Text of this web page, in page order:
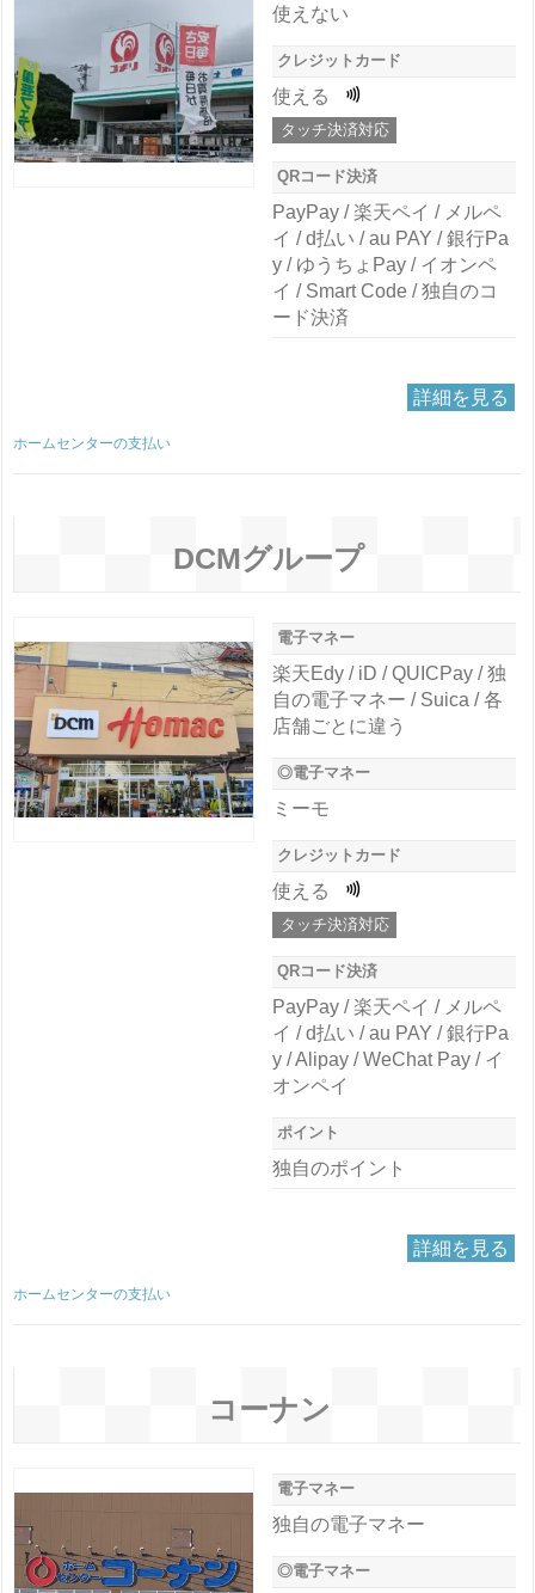
使えない
クレジットカード
使える
タッチ決済対応
QRコード決済
PayPay / 楽天ペイ / メルペ
イ / d払い / au PAY / 銀行Pa
y / ゆうちょPay / イオンペ
イ / Smart Code / 独自のコ
ード決済
詳細を見る
ホームセンターの支払い
DCMグループ
電子マネー
楽天Edy / iD / QUICPay / 独
自の電子マネー / Suica / 各
店舗ごとに違う
◎電子マネー
ミーモ
クレジットカード
使える
タッチ決済対応
QRコード決済
PayPay / 楽天ペイ / メルペ
イ / d払い / au PAY / 銀行Pa
y / Alipay / WeChat Pay / イ
オンペイ
ポイント
独自のポイント
詳細を見る
ホームセンターの支払い
コーナン
電子マネー
独自の電子マネー
◎電子マネー